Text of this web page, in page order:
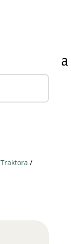
Traktora /